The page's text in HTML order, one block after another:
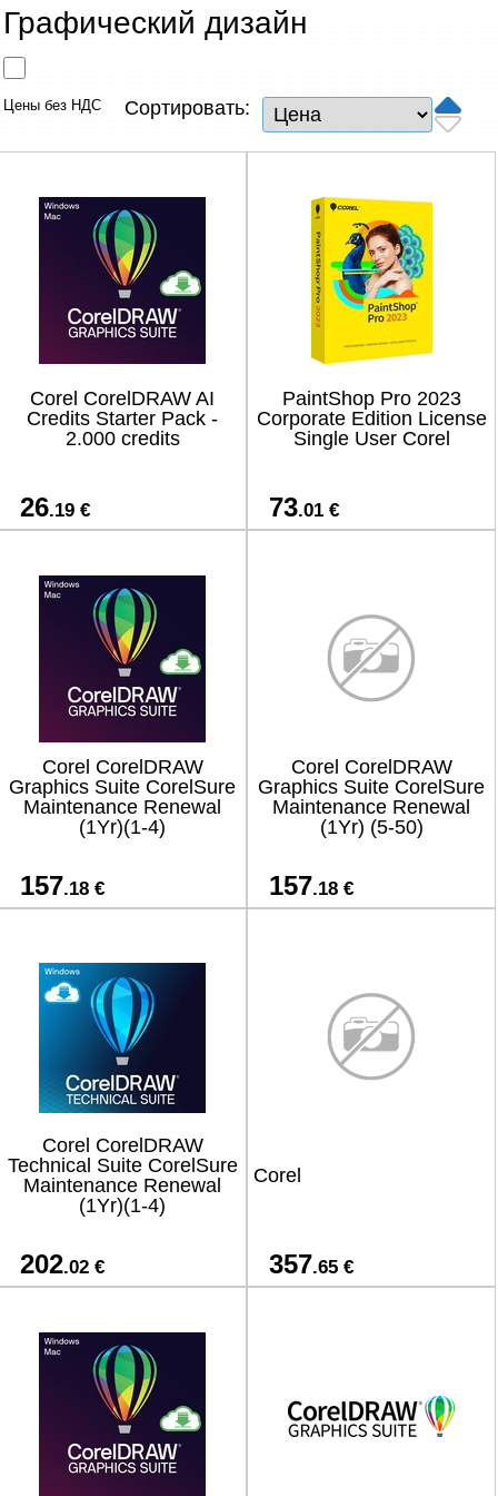
Сетевые товары
ТВ, Фото и электроника
Renewd техника, Outlet
Графический дизайн
Цены без НДС Сортировать:
Corel CorelDRAW AI
Credits Starter Pack -
2.000 credits
26.19 €
PaintShop Pro 2023
Corporate Edition License
Single User Corel
73.01 €
Corel CorelDRAW
Graphics Suite CorelSure
Maintenance Renewal
(1Yr)(1-4)
157.18 €
Corel CorelDRAW
Graphics Suite CorelSure
Maintenance Renewal
(1Yr) (5-50)
157.18 €
Corel CorelDRAW
Technical Suite CorelSure
Maintenance Renewal
(1Yr)(1-4)
202.02 €
Corel
357.65 €